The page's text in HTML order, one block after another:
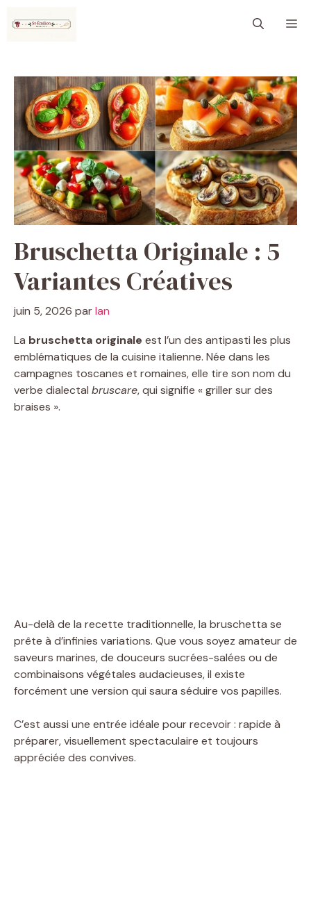
Bruschetta Originale : 5
Variantes Créatives
juin 5, 2026 parIan
La bruschetta originale est l’un des antipasti les plus
emblématiques de la cuisine italienne. Née dans les
campagnes toscanes et romaines, elle tire son nom du
verbe dialectal bruscare, qui signifie « griller sur des
braises ».
Au-delà de la recette traditionnelle, la bruschetta se
prête à d’infinies variations. Que vous soyez amateur de
saveurs marines, de douceurs sucrées-salées ou de
combinaisons végétales audacieuses, il existe
forcément une version qui saura séduire vos papilles.
C’est aussi une entrée idéale pour recevoir : rapide à
préparer, visuellement spectaculaire et toujours
appréciée des convives.